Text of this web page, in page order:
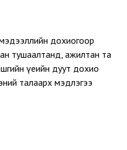
дохиогоор
тушаалтанд, ажилтан та
үеийн дуут дохио
талаарх мэдлэгээ